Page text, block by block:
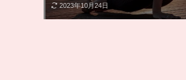
2023年10月24日